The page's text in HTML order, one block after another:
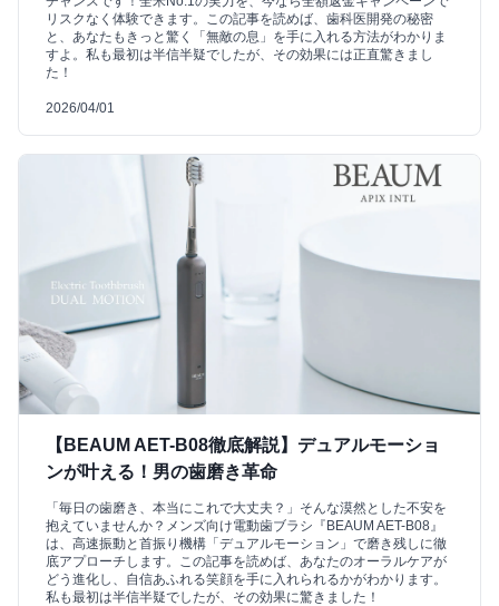
リスクなく体験できます。この記事を読めば、歯科医開発の秘密
と、あなたもきっと驚く「無敵の息」を手に入れる方法がわかりま
すよ。私も最初は半信半疑でしたが、その効果には正直驚きまし
た！
2026/04/01
【BEAUM AET-B08徹底解説】デュアルモーショ
ンが叶える！男の歯磨き革命
「毎日の歯磨き、本当にこれで大丈夫？」そんな漠然とした不安を
抱えていませんか？メンズ向け電動歯ブラシ『BEAUM AET-B08』
は、高速振動と首振り機構「デュアルモーション」で磨き残しに徹
底アプローチします。この記事を読めば、あなたのオーラルケアが
どう進化し、自信あふれる笑顔を手に入れられるかがわかります。
私も最初は半信半疑でしたが、その効果に驚きました！